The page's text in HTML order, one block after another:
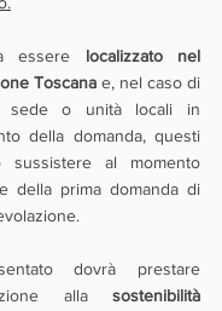
essere localizzato nel
Toscana e, nel caso di
sede o unità locali in
della domanda, questi
sussistere al momento
della prima domanda di
dovrà prestare
alla sostenibilità